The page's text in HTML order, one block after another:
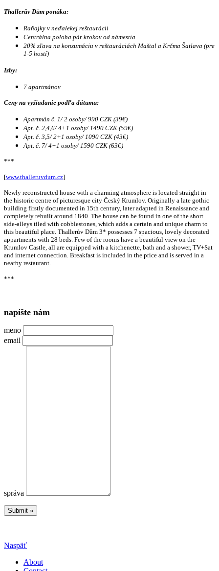
Thallerův Dům ponúka:
Raňajky v neďalekej reštaurácii
Centrálna poloha pár krokov od námestia
20% zľava na konzumáciu v reštauráciách Maštal a Krčma Šatlava (pre
1-5 hostí)
Izby:
7 apartmánov
Ceny na vyžiadanie podľa dátumu:
Apartmán č. 1/ 2 osoby/ 990 CZK (39€)
Apt. č. 2,4,6/ 4+1 osoby/ 1490 CZK (59€)
Apt. č. 3,5/ 2+1 osoby/ 1090 CZK (43€)
Apt. č. 7/ 4+1 osoby/ 1590 CZK (63€)
***
[www.thalleruvdum.cz]
Newly reconstructed house with a charming atmosphere is located straight in
the historic centre of picturesque city Český Krumlov. Originally a late gothic
building firstly documented in 15th century, later adapted in Renaissance and
completely rebuilt around 1840. The house can be found in one of the short
side-alleys tiled with cobblestones, which adds a certain and unique charm to
this beautiful place. Thallerův Dům 3* possesses 7 spacious, lovely decorated
appartments with 28 beds. Few of the rooms have a beautiful view on the
Krumlov Castle, all are equipped with a kitchenette, bath and a shower, TV+Sat
and internet connection. Breakfast is included in the price and is served in a
nearby restaurant.
***
napíšte nám
meno
email
správa
Naspäť
About